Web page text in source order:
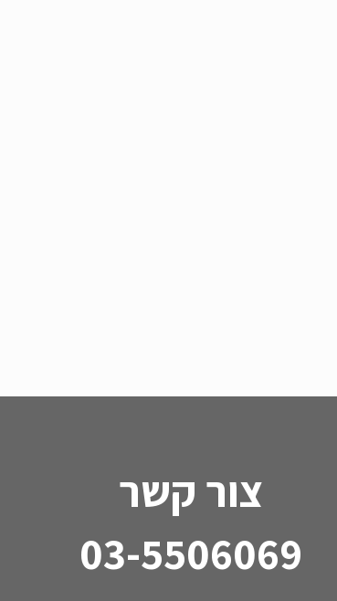
צור קשר
03-5506069